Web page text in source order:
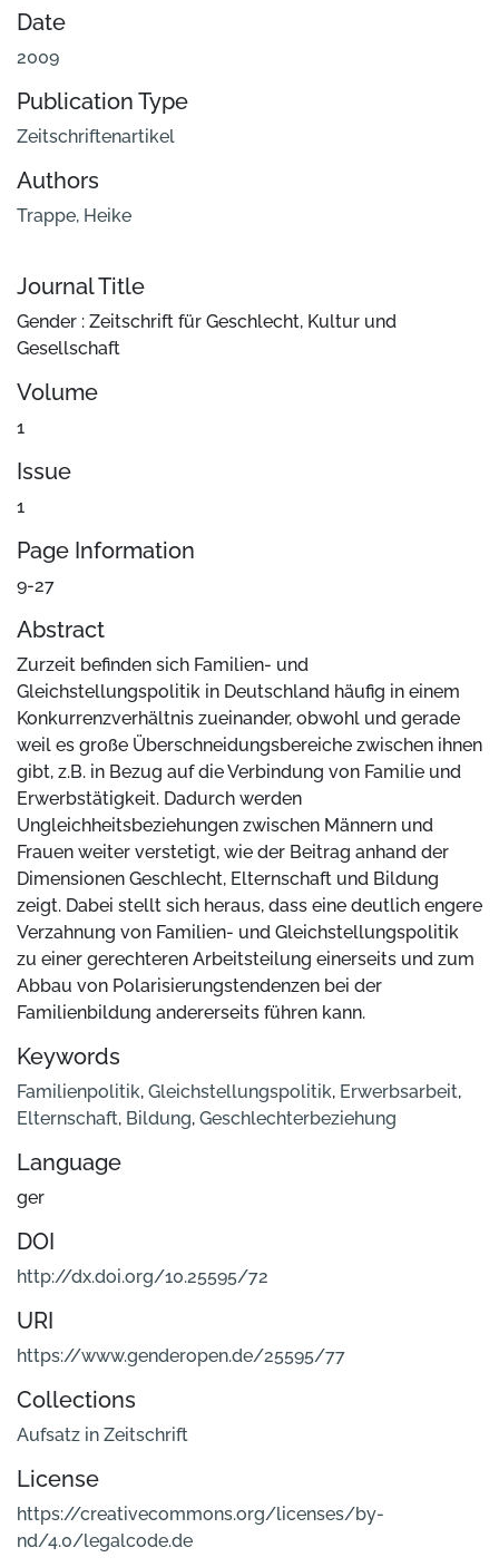
Date
2009
Publication Type
Zeitschriftenartikel
Authors
Trappe, Heike
Journal Title
Gender : Zeitschrift für Geschlecht, Kultur und
Gesellschaft
Volume
1
Issue
1
Page Information
9-27
Abstract
Zurzeit befinden sich Familien- und
Gleichstellungspolitik in Deutschland häufig in einem
Konkurrenzverhältnis zueinander, obwohl und gerade
weil es große Überschneidungsbereiche zwischen ihnen
gibt, z.B. in Bezug auf die Verbindung von Familie und
Erwerbstätigkeit. Dadurch werden
Ungleichheitsbeziehungen zwischen Männern und
Frauen weiter verstetigt, wie der Beitrag anhand der
Dimensionen Geschlecht, Elternschaft und Bildung
zeigt. Dabei stellt sich heraus, dass eine deutlich engere
Verzahnung von Familien- und Gleichstellungspolitik
zu einer gerechteren Arbeitsteilung einerseits und zum
Abbau von Polarisierungstendenzen bei der
Familienbildung andererseits führen kann.
Keywords
Familienpolitik, Gleichstellungspolitik, Erwerbsarbeit,
Elternschaft, Bildung, Geschlechterbeziehung
Language
ger
DOI
http://dx.doi.org/10.25595/72
URI
https://www.genderopen.de/25595/77
Collections
Aufsatz in Zeitschrift
License
https://creativecommons.org/licenses/by-
nd/4.0/legalcode.de